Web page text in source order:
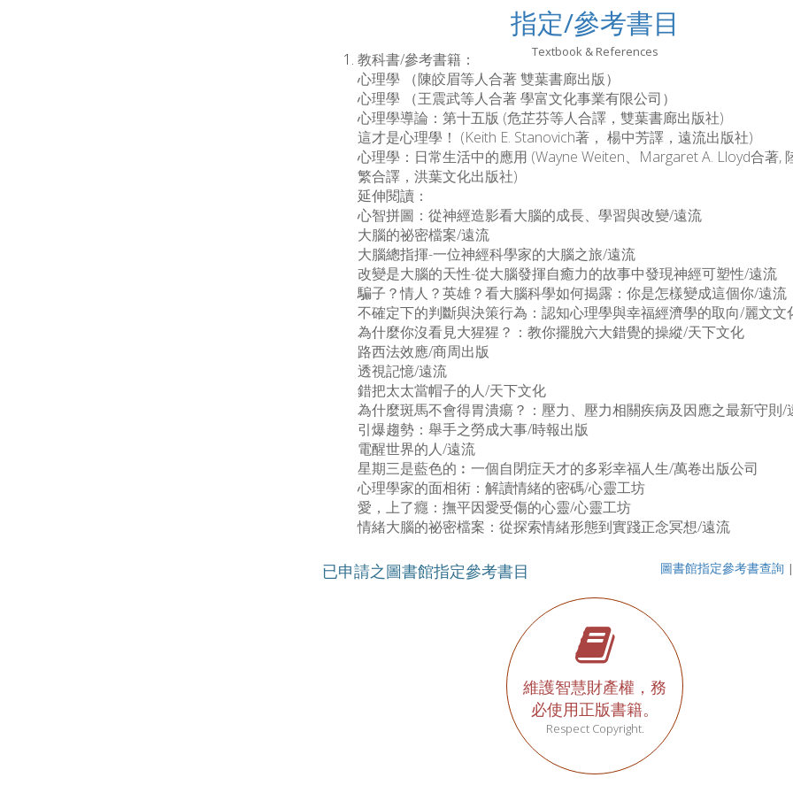
指定/參考書目
Textbook & References
教科書/參考書籍：
心理學 （陳皎眉等人合著 雙葉書廊出版）
心理學 （王震武等人合著 學富文化事業有限公司）
心理學導論：第十五版 (危芷芬等人合譯，雙葉書廊出版社)
這才是心理學！ (Keith E. Stanovich著， 楊中芳譯，遠流出版社)
心理學：日常生活中的應用 (Wayne Weiten、Margaret A. Lloyd合著,
繁合譯，洪葉文化出版社)
延伸閱讀：
心智拼圖：從神經造影看大腦的成長、學習與改變/遠流
大腦的祕密檔案/遠流
大腦總指揮-一位神經科學家的大腦之旅/遠流
改變是大腦的天性-從大腦發揮自癒力的故事中發現神經可塑性/遠流
騙子？情人？英雄？看大腦科學如何揭露：你是怎樣變成這個你/遠流
不確定下的判斷與決策行為：認知心理學與幸福經濟學的取向/麗文文
為什麼你沒看見大猩猩？：教你擺脫六大錯覺的操縱/天下文化
路西法效應/商周出版
透視記憶/遠流
錯把太太當帽子的人/天下文化
為什麼斑馬不會得胃潰瘍？：壓力、壓力相關疾病及因應之最新守則/
引爆趨勢：舉手之勞成大事/時報出版
電醒世界的人/遠流
星期三是藍色的︰一個自閉症天才的多彩幸福人生/萬卷出版公司
心理學家的面相術：解讀情緒的密碼/心靈工坊
愛，上了癮：撫平因愛受傷的心靈/心靈工坊
情緒大腦的祕密檔案：從探索情緒形態到實踐正念冥想/遠流
已申請之圖書館指定參考書目 圖書館指定參考書查詢 |
維護智慧財產權，務
必使用正版書籍。
Respect Copyright.